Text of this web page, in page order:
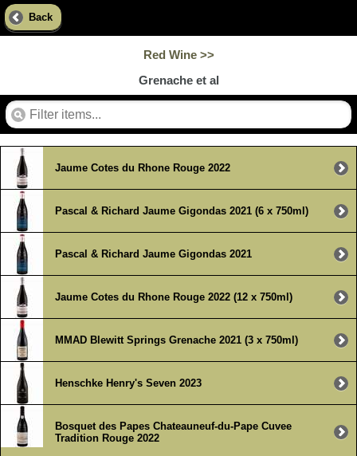
Back
Red Wine >>
Grenache et al
Jaume Cotes du Rhone Rouge 2022
Pascal & Richard Jaume Gigondas 2021 (6 x 750ml)
Pascal & Richard Jaume Gigondas 2021
Jaume Cotes du Rhone Rouge 2022 (12 x 750ml)
MMAD Blewitt Springs Grenache 2021 (3 x 750ml)
Henschke Henry's Seven 2023
Bosquet des Papes Chateauneuf-du-Pape Cuvee
Tradition Rouge 2022